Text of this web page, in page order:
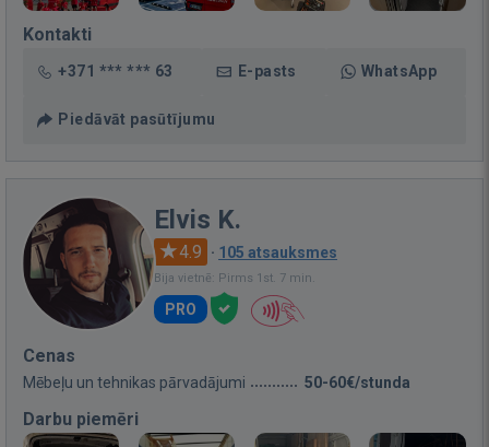
Kontakti
+371 *** *** 63 E-pasts WhatsApp
Piedāvāt pasūtījumu
Elvis K.
4.9 · 105 atsauksmes
Bija vietnē: Pirms 1st. 7 min.
PRO
Cenas
Mēbeļu un tehnikas pārvadājumi 50-60€/stunda
Darbu piemēri